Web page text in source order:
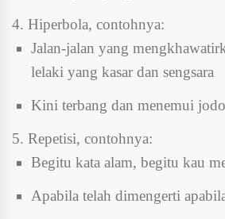
4. Hiperbola, contohnya:
Jalan-jalan yang
lelaki yang kasar dan sengsara
Kini terbang dan menemui
5. Repetisi, contohnya:
Begitu kata alam, begitu kau
Apabila telah dimengerti